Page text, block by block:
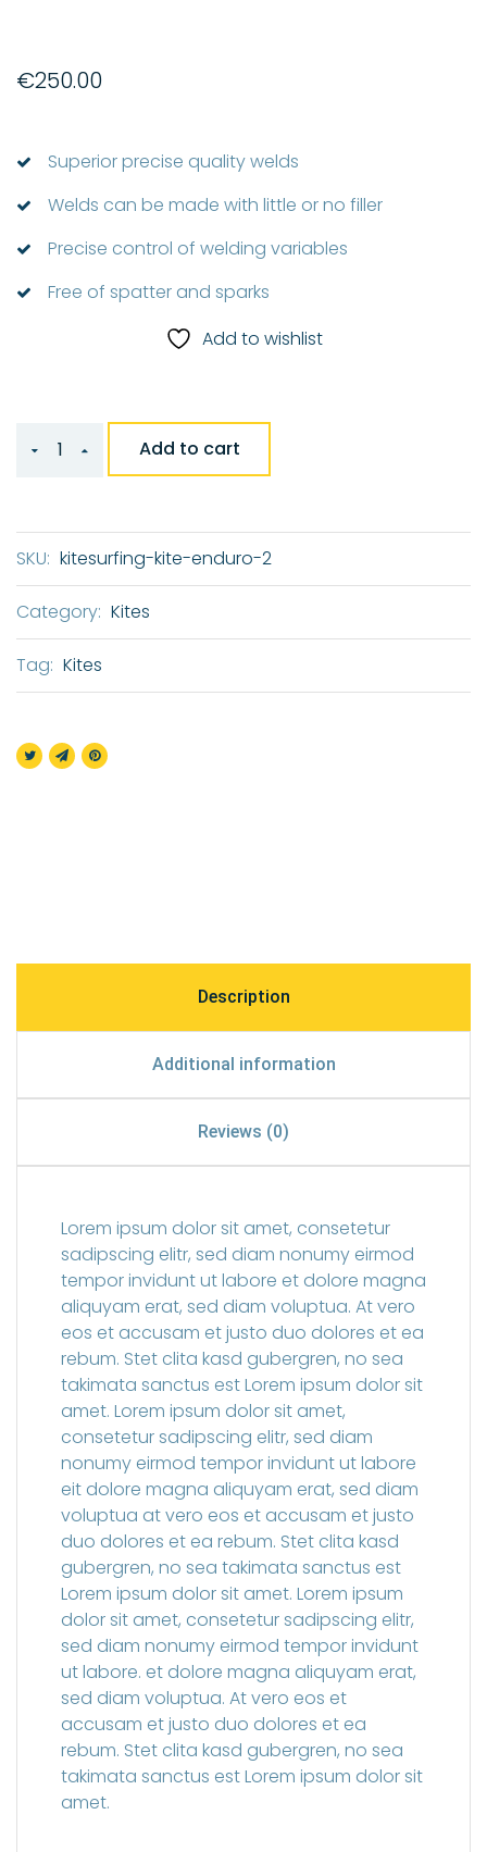
SKU: kitesurfing-kite-enduro-2
Category: Kites
Tag: Kites
€250.00
Superior precise quality welds
Welds can be made with little or no filler
Precise control of welding variables
Free of spatter and sparks
Add to cart
Add to wishlist
Description
Additional information
Reviews (0)
Lorem ipsum dolor sit amet, consetetur
sadipscing elitr, sed diam nonumy eirmod
tempor invidunt ut labore et dolore magna
aliquyam erat, sed diam voluptua. At vero
eos et accusam et justo duo dolores et ea
rebum. Stet clita kasd gubergren, no sea
takimata sanctus est Lorem ipsum dolor sit
amet. Lorem ipsum dolor sit amet,
consetetur sadipscing elitr, sed diam
nonumy eirmod tempor invidunt ut labore
eit dolore magna aliquyam erat, sed diam
voluptua at vero eos et accusam et justo
duo dolores et ea rebum. Stet clita kasd
gubergren, no sea takimata sanctus est
Lorem ipsum dolor sit amet. Lorem ipsum
dolor sit amet, consetetur sadipscing elitr,
sed diam nonumy eirmod tempor invidunt
ut labore. et dolore magna aliquyam erat,
sed diam voluptua. At vero eos et
accusam et justo duo dolores et ea
rebum. Stet clita kasd gubergren, no sea
takimata sanctus est Lorem ipsum dolor sit
amet.